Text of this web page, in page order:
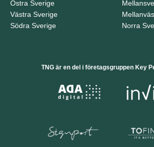
Östra Sverige
Västra Sverige
Södra Sverige
Norra
TNG är en del i företagsgruppen Key